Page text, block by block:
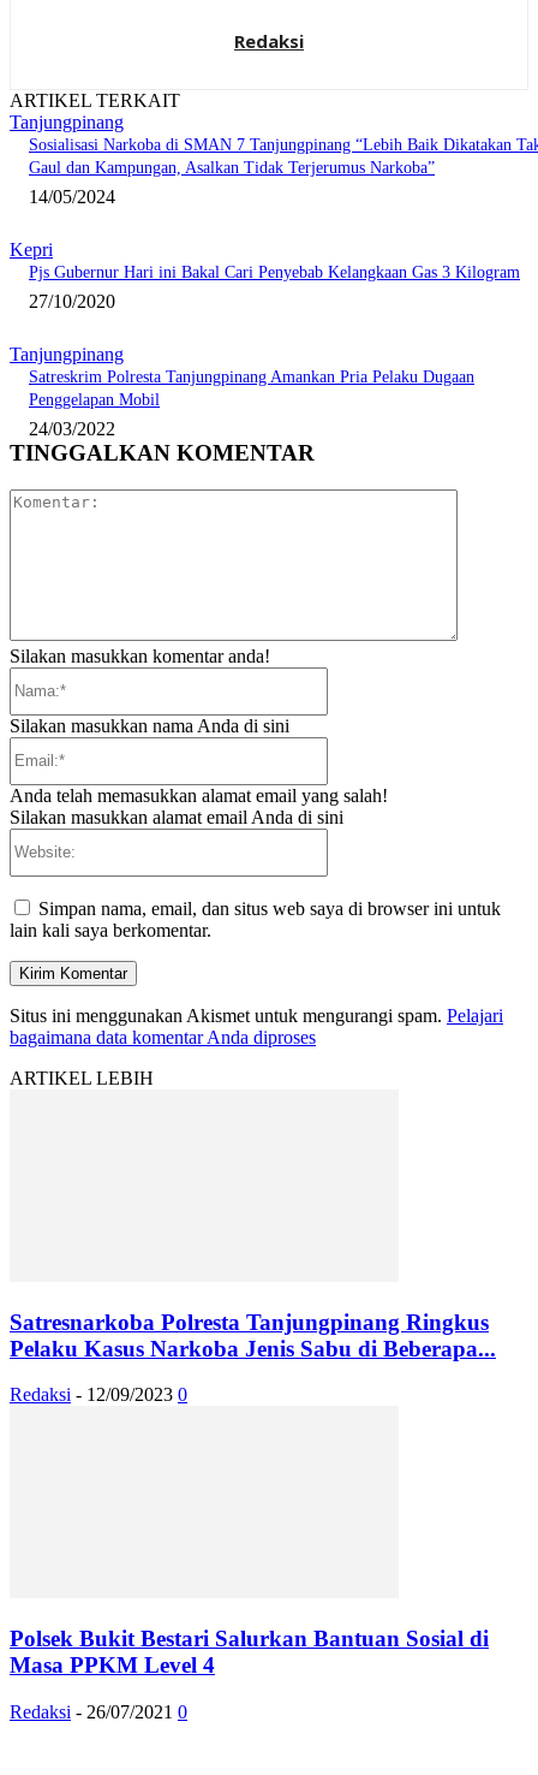
Redaksi
ARTIKEL TERKAIT
Tanjungpinang
Sosialisasi Narkoba di SMAN 7 Tanjungpinang “Lebih Baik Dikatakan
Gaul dan Kampungan, Asalkan Tidak Terjerumus Narkoba”
14/05/2024
Kepri
Pjs Gubernur Hari ini Bakal Cari Penyebab Kelangkaan Gas 3 Kilogram
27/10/2020
Tanjungpinang
Satreskrim Polresta Tanjungpinang Amankan Pria Pelaku Dugaan
Penggelapan Mobil
24/03/2022
TINGGALKAN KOMENTAR
Silakan masukkan komentar anda!
Silakan masukkan nama Anda di sini
Anda telah memasukkan alamat email yang salah!
Silakan masukkan alamat email Anda di sini
Simpan nama, email, dan situs web saya di browser ini untuk
lain kali saya berkomentar.
Situs ini menggunakan Akismet untuk mengurangi spam. Pelajari
bagaimana data komentar Anda diproses
ARTIKEL LEBIH
Satresnarkoba Polresta Tanjungpinang Ringkus
Pelaku Kasus Narkoba Jenis Sabu di Beberapa...
Redaksi - 12/09/2023 0
Polsek Bukit Bestari Salurkan Bantuan Sosial di
Masa PPKM Level 4
Redaksi - 26/07/2021 0